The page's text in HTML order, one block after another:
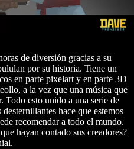
de diversión gracias a su
por su historia. Tiene un
en parte pixelart y en parte 3D
a la vez que una música que
Todo esto unido a una serie de
hace que estemos
recomendar a todo el mundo.
hayan contado sus creadores?